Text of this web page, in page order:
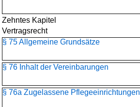
Zehntes Kapitel
Vertragsrecht
§ 75 Allgemeine Grundsätze
§ 76 Inhalt der Vereinbarungen
§ 76a Zugelassene Pflegeeinrichtungen